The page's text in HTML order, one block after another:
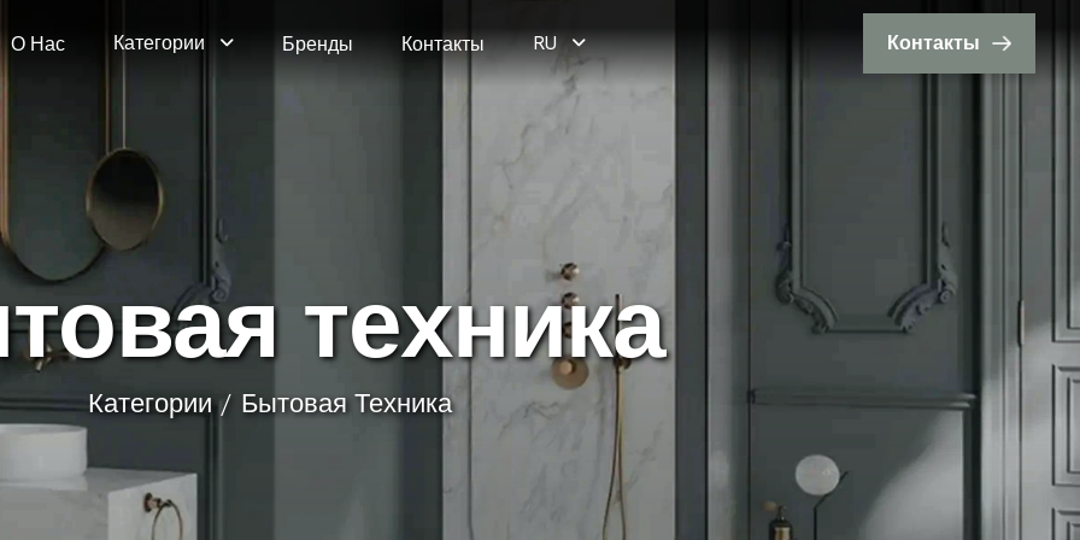
О Нас Категории Бренды Контакты RU Контакты
товая техника
Категории Бытовая Техника